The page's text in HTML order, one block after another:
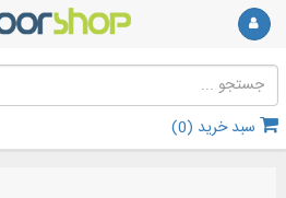
سبد خرید (0
)